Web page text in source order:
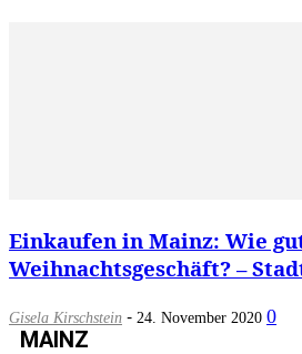
Einkaufen in Mainz: Wie
Weihnachtsgeschäft? –
Gisela Kirschstein - 24. November 2020 0
MAINZ